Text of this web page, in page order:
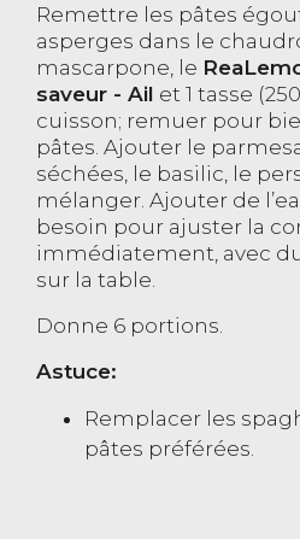
Remettre les pâtes
asperges dans le
mascarpone, le
saveur - Ail et 1 tasse
cuisson; remuer pour
pâtes. Ajouter le
séchées, le basilic, le
mélanger. Ajouter de
besoin pour ajuster la
immédiatement, avec
sur la table.
Donne 6 portions.
Astuce:
Remplacer les
pâtes préférées.